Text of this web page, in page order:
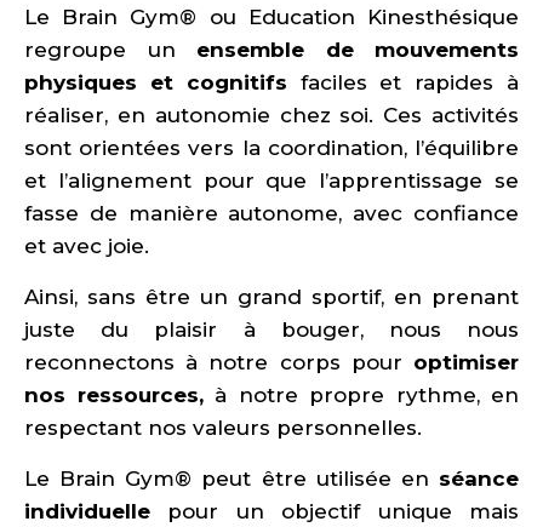
Le Brain Gym® ou Education Kinesthésique
regroupe un ensemble de mouvements
physiques et cognitifs faciles et rapides à
réaliser, en autonomie chez soi. Ces activités
sont orientées vers la coordination, l’équilibre
et l’alignement pour que l’apprentissage se
fasse de manière autonome, avec confiance
et avec joie.
Ainsi, sans être un grand sportif, en prenant
juste du plaisir à bouger, nous nous
reconnectons à notre corps pour optimiser
nos ressources,à notre propre rythme, en
respectant nos valeurs personnelles.
Le Brain Gym® peut être utilisée en séance
individuelle pour un objectif unique mais